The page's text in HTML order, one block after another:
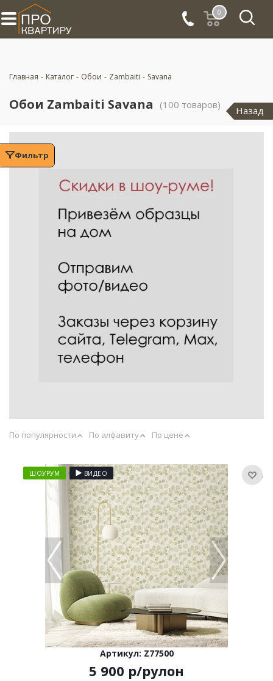
0
Главная - Каталог - Обои - Zambaiti - Savana
Обои Zambaiti Savana (100 товаров) Назад
Фильтр
По популярности По алфавиту По цене
ШОУРУМ ВИДЕО
Артикул: Z77500
5 900 р/рулон